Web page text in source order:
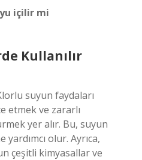
içilir mi
Kullanılır
suyun faydaları
etmek ve zararlı
yer alır. Bu, suyun
olur. Ayrıca,
çeşitli kimyasallar ve